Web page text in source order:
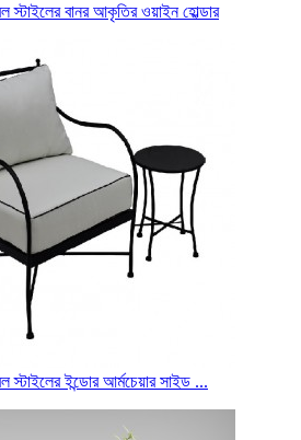
স্টাইলের বানর আকৃতির ওয়াইন হোল্ডার
স্টাইলের ইন্ডোর আর্মচেয়ার সাইড ...